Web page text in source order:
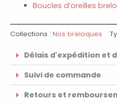
Boucles d’oreilles
Collections : Nos breloques
Délais d'expédition et
Suivi de commande
Retours et